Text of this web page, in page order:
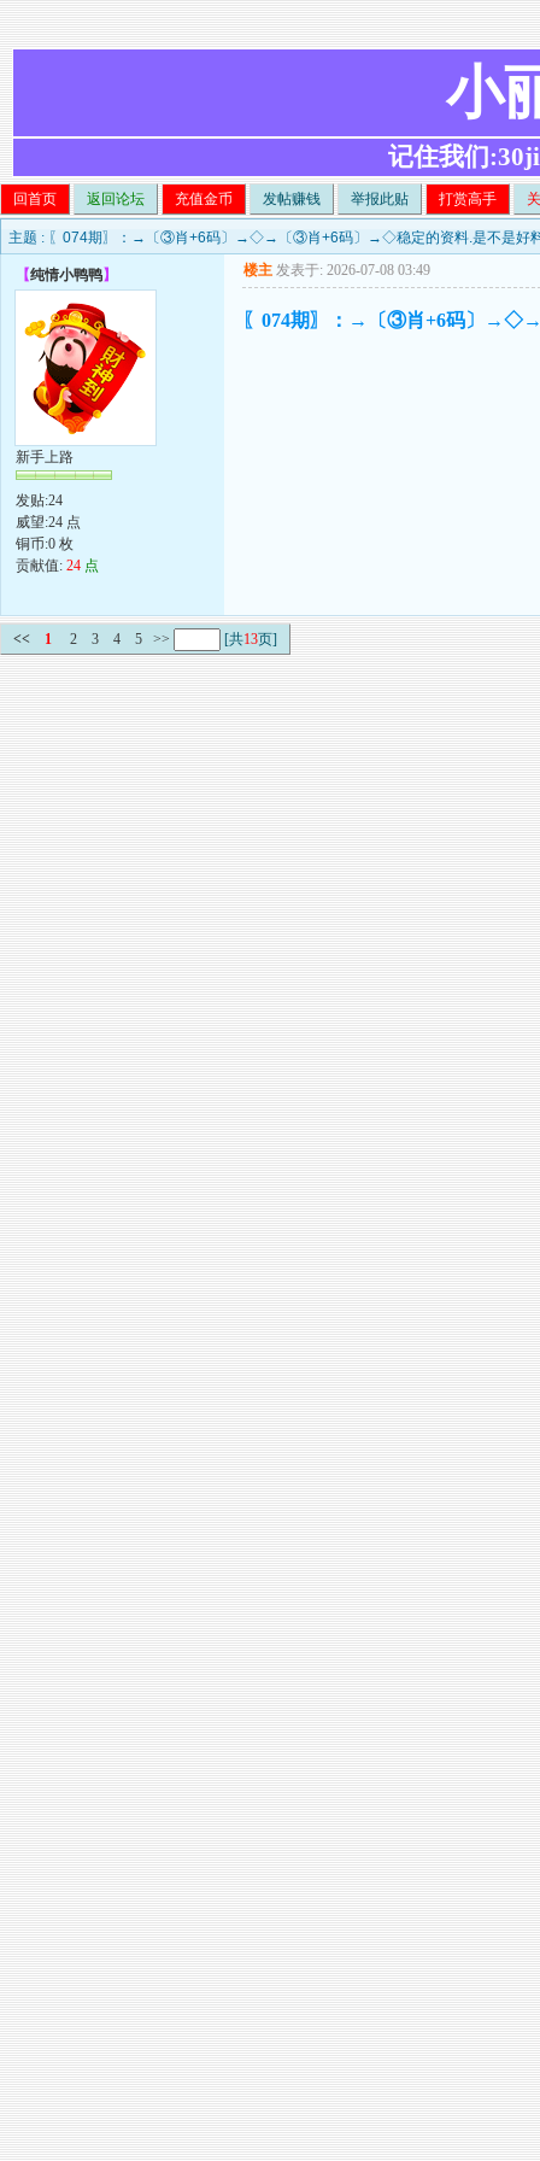
小
记住我们
回首页 返回论坛 充值金币 发帖赚钱 举报此贴 打赏高手
主题 : 〖074期〗：→〔③肖+6码〕→◇→〔③肖+6码〕→◇稳定的资料.是不是好料
【纯情小鸭鸭】
新手上路
发贴:24
威望:24 点
铜币:0 枚
贡献值: 24 点
楼主 发表于: 2026-07-08 03:49
〖074期〗：→〔③肖+6码〕→◇→
<< 1 2 3 4 5 >> [共13页]